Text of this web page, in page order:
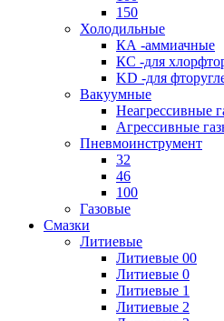
150
Холодильные
КА -аммиачные
КС -для
KD -для
Вакуумные
Неагрессивные
Агрессивные
Пневмоинструмент
32
46
100
Газовые
Смазки
Литиевые
Литиевые 00
Литиевые 0
Литиевые 1
Литиевые 2